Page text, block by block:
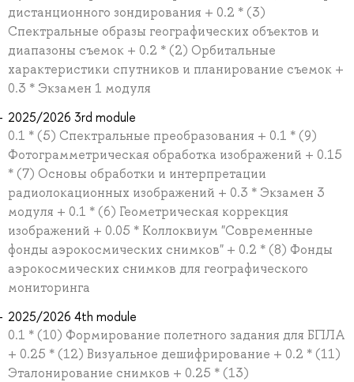
дистанционного зондирования + 0.2 * (3)
Спектральные образы географических объектов и
диапазоны съемок + 0.2 * (2) Орбитальные
характеристики спутников и планирование съемок +
0.3 * Экзамен 1 модуля
2025/2026 3rd module
0.1 * (5) Спектральные преобразования + 0.1 * (9)
Фотограмметрическая обработка изображений + 0.15
* (7) Основы обработки и интерпретации
радиолокационных изображений + 0.3 * Экзамен 3
модуля + 0.1 * (6) Геометрическая коррекция
изображений + 0.05 * Коллоквиум "Современные
фонды аэрокосмических снимков" + 0.2 * (8) Фонды
аэрокосмических снимков для географического
мониторинга
2025/2026 4th module
0.1 * (10) Формирование полетного задания для БПЛА
+ 0.25 * (12) Визуальное дешифрирование + 0.2 * (11)
Эталонирование снимков + 0.25 * (13)